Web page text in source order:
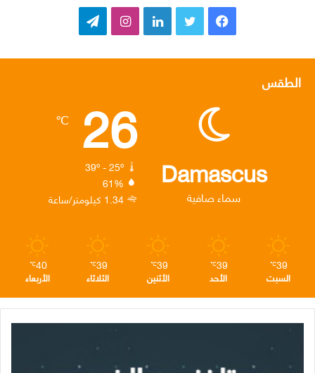
ب
و
ق
ر
ا
ر
ا
الطقس
Damascus
سماء صافية
26
℃
39º - 25º
61%
1.34 كيلومتر/ساعة
39
℃
السبت
39
℃
الأحد
39
℃
الأثنين
39
℃
الثلاثاء
40
℃
الأربعاء